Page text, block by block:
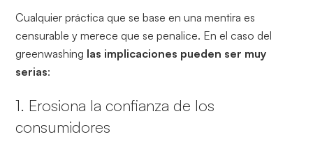
Cualquier práctica que se base en una mentira es
censurable y merece que se penalice. En el caso del
greenwashing las implicaciones pueden ser muy
serias:
1. Erosiona la confianza de los
consumidores